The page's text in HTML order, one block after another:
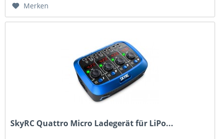
Merken
SkyRC Quattro Micro Ladegerät für LiPo...